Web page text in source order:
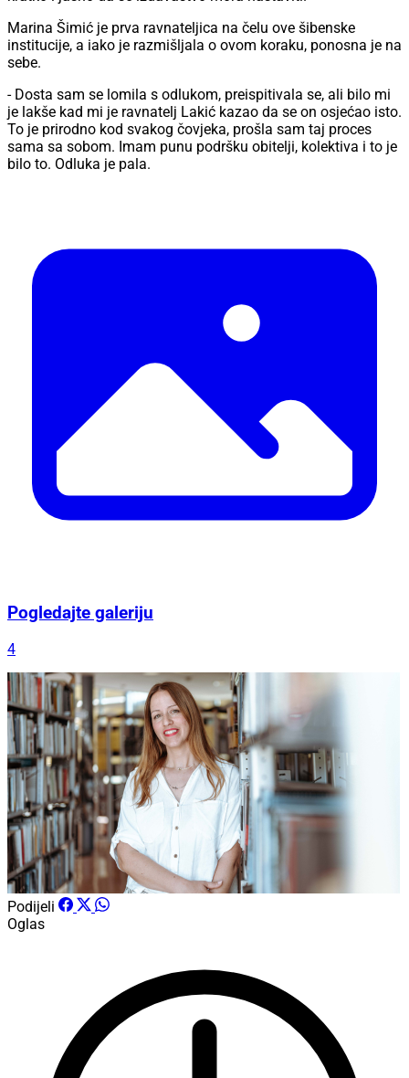
Marina Šimić je prva ravnateljica na čelu ove šibenske
institucije, a iako je razmišljala o ovom koraku, ponosna je na
sebe.
- Dosta sam se lomila s odlukom, preispitivala se, ali bilo mi
je lakše kad mi je ravnatelj Lakić kazao da se on osjećao isto.
To je prirodno kod svakog čovjeka, prošla sam taj proces
sama sa sobom. Imam punu podršku obitelji, kolektiva i to je
bilo to. Odluka je pala.
Pogledajte galeriju
4
Podijeli
Oglas